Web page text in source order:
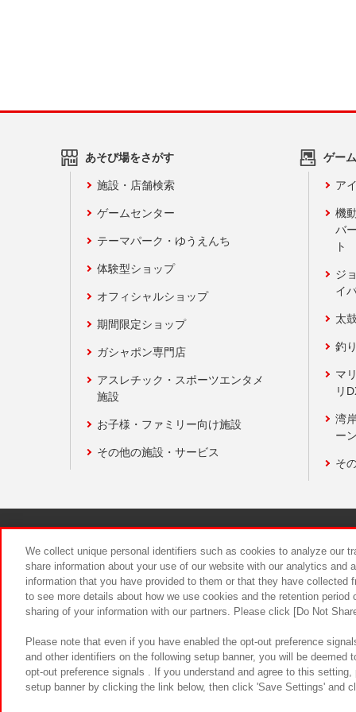
あそび場をさがす
施設・店舗検索
ゲームセンター
テーマパーク・ゆうえんち
体験型ショップ
オフィシャルショップ
期間限定ショップ
ガシャポン専門店
アスレチック・スポーツエンタメ
施設
お子様・ファミリー向け施設
その他の施設・サービス
ゲー
ア
機
バ
ト
ジ
イ
太
釣
マ
リ
湾
ー
そ
食品のご
We collect unique personal identifiers such as cookies to analyze our
share information about your use of our website with our analytics and
information that you have provided to them or that they have
to see more details about how we use cookies and the retention
sharing of your information with our partners. Please click [Do Not
Please note that even if you have enabled the opt-out preference
and other identifiers on the following setup banner, you will be
opt-out preference signals . If you understand and agree to this
setup banner by clicking the link below, then click 'Save Settings' and